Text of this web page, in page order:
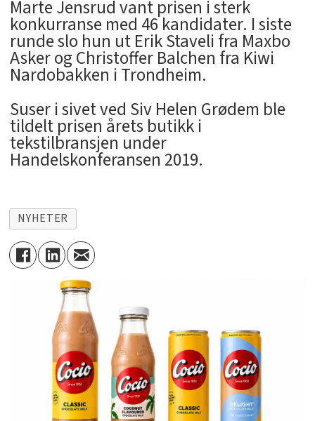
Marte Jensrud vant prisen i sterk
konkurranse med 46 kandidater. I siste
runde slo hun ut Erik Staveli fra Maxbo
Asker og Christoffer Balchen fra Kiwi
Nardobakken i Trondheim.
Suser i sivet ved Siv Helen Grødem ble
tildelt prisen årets butikk i
tekstilbransjen under
Handelskonferansen 2019.
NYHETER